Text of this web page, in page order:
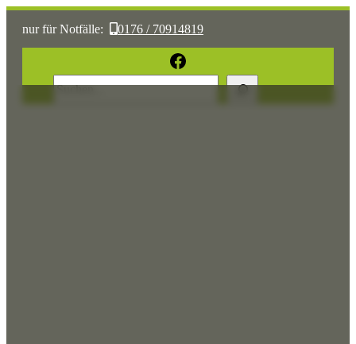
nur für Notfälle: 0176 / 70914819
Sonst: tierhilfe.wolfsburg@t-online.de
Facebook